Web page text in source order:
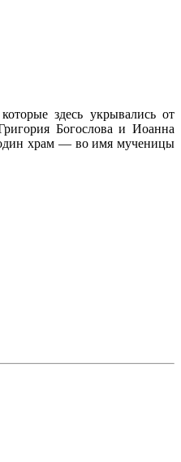
здесь укрывались от
Богослова и Иоанна
один храм — во имя мученицы